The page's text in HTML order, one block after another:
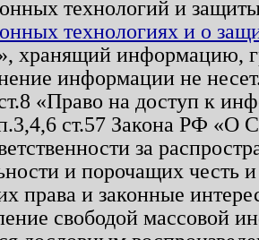
технологий и
технологиях и о
хранящий информацию,
информации не
«Право на доступ к
ст.57 Закона РФ «О
за
и порочащих честь
права и законные
свободой массовой